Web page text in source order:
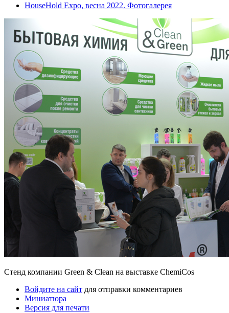
HouseHold Expo, весна 2022. Фотогалерея
Стенд компании Green & Clean на выставке ChemiCos
Войдите на сайт для отправки комментариев
Миниатюра
Версия для печати